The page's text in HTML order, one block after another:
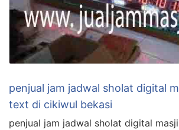
penjual jam jadwal sholat digital
text di cikiwul bekasi
penjual jam jadwal sholat digital